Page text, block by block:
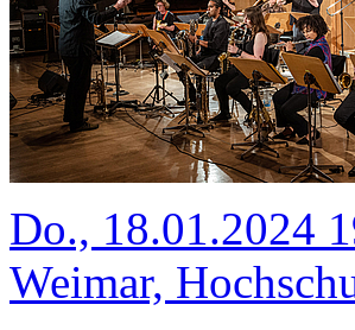
Do., 18.01.2024
Weimar,